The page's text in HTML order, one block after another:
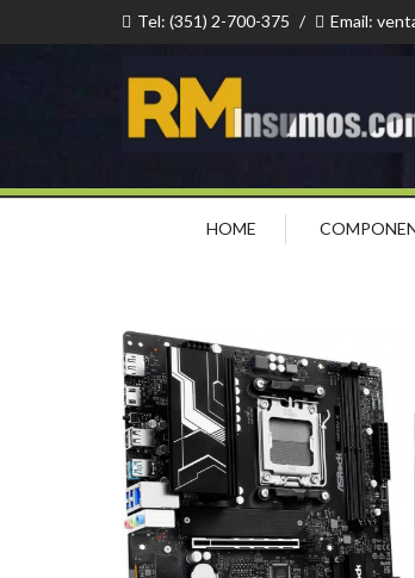
Tel: (351) 2-700-375 / Email:
HOME